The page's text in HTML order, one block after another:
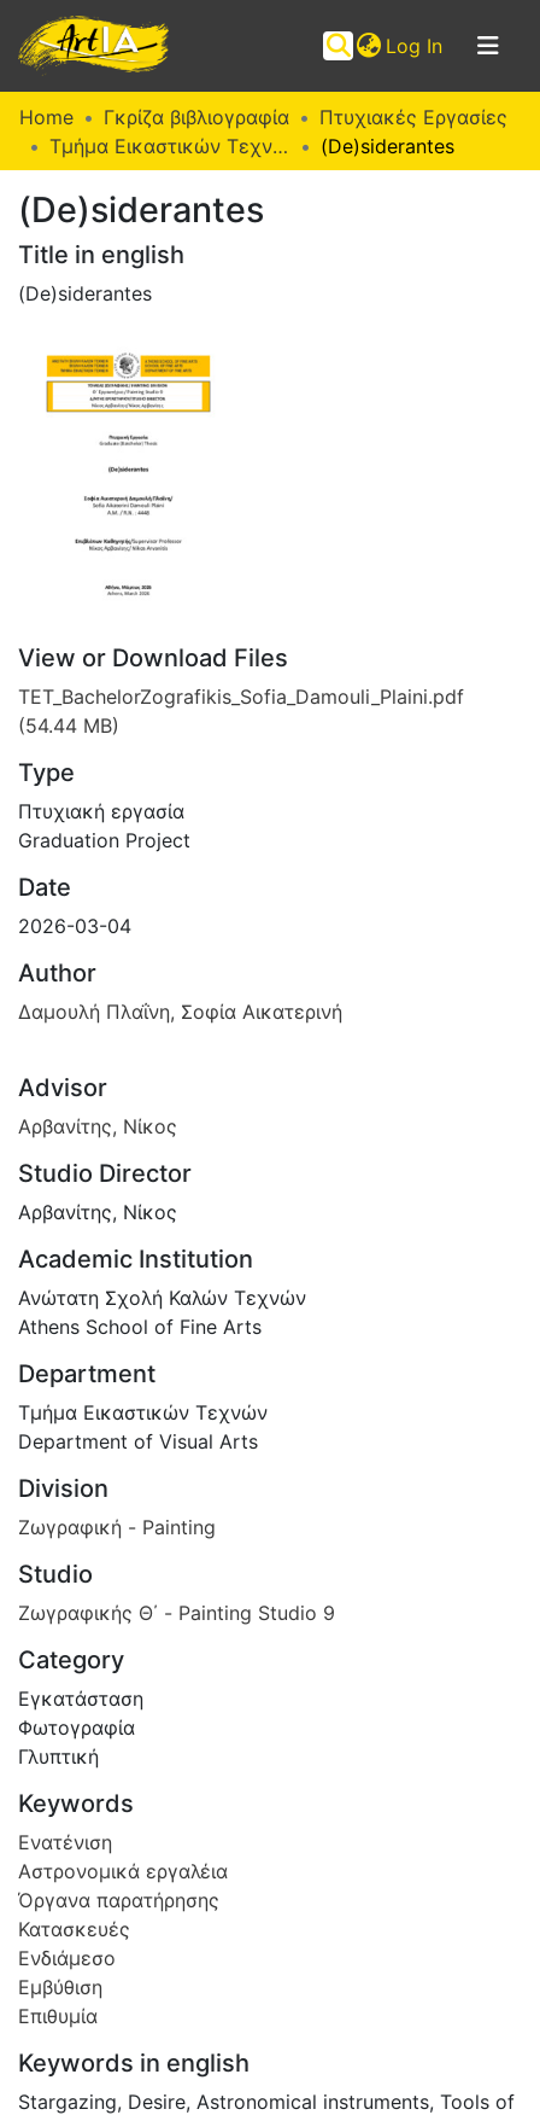
Log In (current)
Communities
Collections
Browse ArtIA
Statistics
Home Γκρίζα βιβλιογραφία
Πτυχιακές Εργασίες
Τμήμα Εικαστικών Τεχνών (Π. Ε.)
(De)siderantes
(De)siderantes
Title in english
(De)siderantes
View or Download Files
TET_BachelorZografikis_Sofia_Damouli_Plaini.pdf
(54.44 MB)
Type
Πτυχιακή εργασία
Graduation Project
Date
2026-03-04
Author
Δαμουλή Πλαΐνη, Σοφία Αικατερινή
Advisor
Αρβανίτης, Νίκος
Studio Director
Αρβανίτης, Νίκος
Academic Institution
Ανώτατη Σχολή Καλών Τεχνών
Athens School of Fine Arts
Department
Τμήμα Εικαστικών Τεχνών
Department of Visual Arts
Division
Ζωγραφική - Painting
Studio
Ζωγραφικής Θ΄ - Painting Studio 9
Category
Εγκατάσταση
Φωτογραφία
Γλυπτική
Keywords
Ενατένιση
Αστρονομικά εργαλέια
Όργανα παρατήρησης
Κατασκευές
Ενδιάμεσο
Εμβύθιση
Επιθυμία
Keywords in english
Stargazing, Desire, Astronomical instruments, Tools of